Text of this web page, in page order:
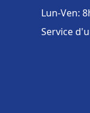
Lun-Ven:
Service